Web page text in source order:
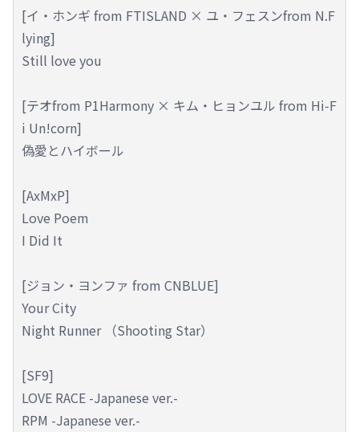
[イ・ホンギ from FTISLAND × ユ・フェスンfrom N.F
lying]
Still love you
[テオfrom P1Harmony × キム・ヒョンユル from Hi-F
i Un!corn]
偽愛とハイボール
[AxMxP]
Love Poem
I Did It
[ジョン・ヨンファ from CNBLUE]
Your City
Night Runner （Shooting Star）
[SF9]
LOVE RACE -Japanese ver.-
RPM -Japanese ver.-